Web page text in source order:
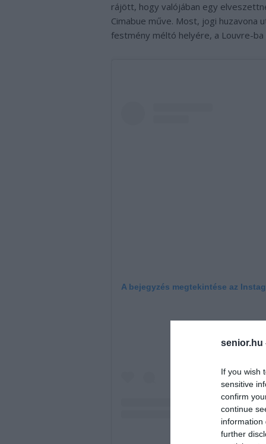
senior.hu
If you wish
sensitive
confirm
continue
information
further
rájött, hogy valójában egy
Cimabue műve. Most, jogi huzavona
festmény méltó helyére, a Louvre-ba
A bejegyzés megtekintése az